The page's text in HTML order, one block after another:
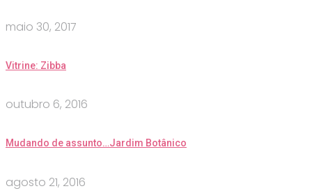
maio 30, 2017
Vitrine: Zibba
outubro 6, 2016
Mudando de assunto…Jardim Botânico
agosto 21, 2016